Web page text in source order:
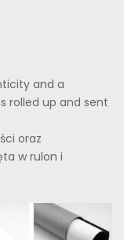
and a
rolled up and sent
oraz
w rulon i